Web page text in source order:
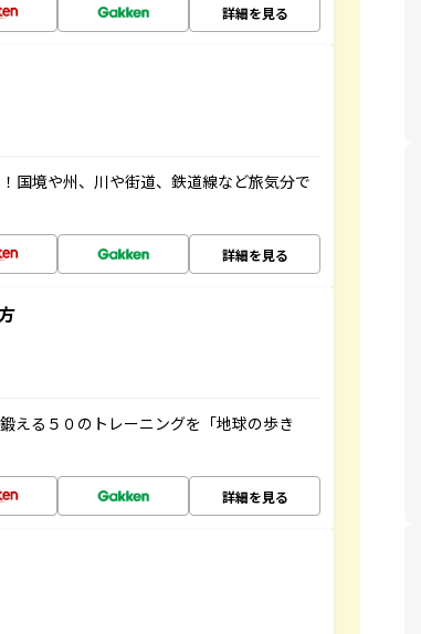
詳細を見る
国境や州、川や街道、鉄道線など旅気分で
詳細を見る
える５０のトレーニングを「地球の歩き
詳細を見る